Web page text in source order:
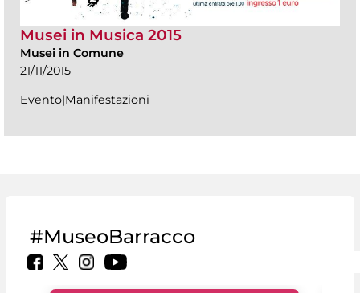
Musei in Musica 2015
Musei in Comune
21/11/2015
Evento|Manifestazioni
#MuseoBarracco